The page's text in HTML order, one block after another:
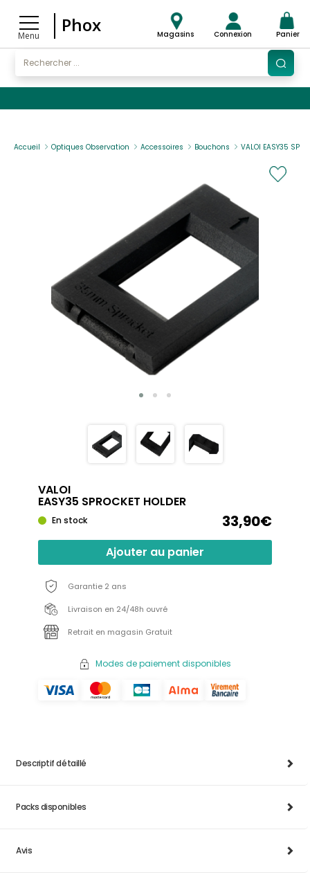
Menu
Phox Magasins Connexion Panier
Accueil Optiques Observation Accessoires Bouchons VALOI EASY35
VALOI
EASY35 SPROCKET HOLDER
En stock 33,90€
Ajouter au panier
Garantie 2 ans
Livraison en 24/48h ouvré
Retrait en magasin Gratuit
Modes de paiement disponibles
Descriptif détaillé
Packs disponibles
Avis